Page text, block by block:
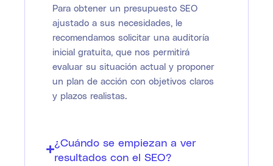
Para obtener un presupuesto SEO
ajustado a sus necesidades, le
recomendamos solicitar una auditoría
inicial gratuita, que nos permitirá
evaluar su situación actual y proponer
un plan de acción con objetivos claros
y plazos realistas.
¿Cuándo se empiezan a ver
resultados con el SEO?